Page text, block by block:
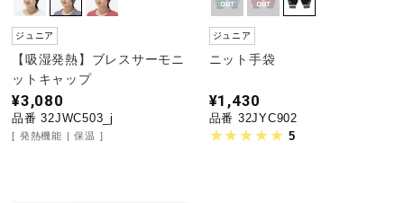
ジュニア
【吸湿発熱】ブレスサーモニ
ットキャップ
¥3,080
品番 32JWC503_j
発熱機能 保温
ジュニア
ニット手袋
¥1,430
品番 32JYC902
5